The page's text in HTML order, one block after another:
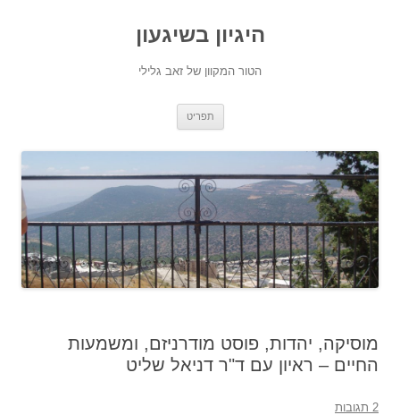
היגיון בשיגעון
הטור המקוון של זאב גלילי
תפריט
מוסיקה, יהדות, פוסט מודרניזם, ומשמעות
החיים – ראיון עם ד"ר דניאל שליט
2 תגובות